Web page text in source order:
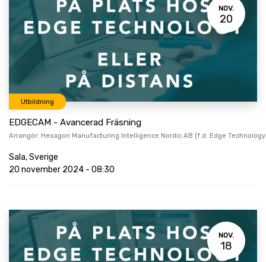
NOV.
20
Utbildning
EDGECAM - Avancerad Fräsning
Arrangör: Hexagon Manufacturing Intelligence Nordic AB (f.d. Edge
Sala,Sverige
20 november 2024 - 08:30
NOV.
18